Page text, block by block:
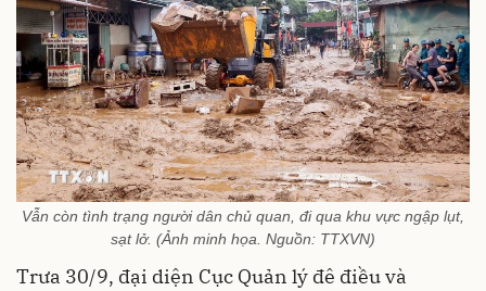
Vẫn còn tình trạng người dân chủ quan, đi qua khu vực ngập lụt,
sạt lở. (Ảnh minh họa. Nguồn: TTXVN)
Trưa 30/9, đại diện Cục Quản lý đê điều và